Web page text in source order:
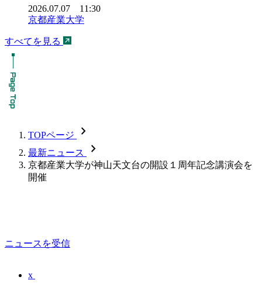
2026.07.07 11:30
京都産業大学
すべてを見る
TOPページ chevron_forward
最新ニュース chevron_forward
京都産業大学が神山天文台の開設１周年記念講演会を
開催
ニュースを受信
x